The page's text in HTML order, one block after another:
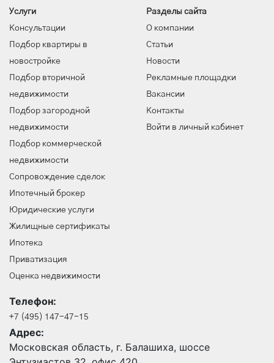
Услуги
Консультации
Подбор квартиры в
новостройке
Подбор вторичной
недвижимости
Подбор загородной
недвижимости
Подбор коммерческой
недвижимости
Сопровождение сделок
Ипотечный брокер
Юридические услуги
Жилищные сертификаты
Ипотека
Приватизация
Оценка недвижимости
Разделы сайта
О компании
Статьи
Новости
Рекламные площадки
Вакансии
Контакты
Войти в личный кабинет
Телефон:
+7 (495) 147-47-15
Адрес:
Московская область, г. Балашиха, шоссе